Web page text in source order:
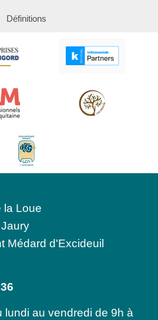
Définitions
la Loue
Médard d'Excideuil
lundi au vendredi de 9h à